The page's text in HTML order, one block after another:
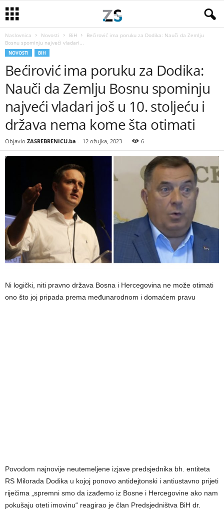
Naslovnica Novosti BiH
Bećirović ima poruku za Dodika: Nauči da Zemlju
Bosnu spominju najveći vladari...
NOVOSTI BIH
Bećirović ima poruku za Dodika:
Nauči da Zemlju Bosnu spominju
najveći vladari još u 10. stoljeću i
država nema kome šta otimati
Objavio ZASREBRENICU.ba - 12 ožujka, 2023 6
Ni logički, niti pravno država Bosna i Hercegovina ne može otimati
ono što joj pripada prema međunarodnom i domaćem pravu
Povodom najnovije neutemeljene izjave predsjednika bh. entiteta
RS Milorada Dodika u kojoj ponovo antidejtonski i antiustavno prijeti
riječima „spremni smo da izađemo iz Bosne i Hercegovine ako nam
pokušaju oteti imovinu“ reagirao je član Predsjedništva BiH dr.